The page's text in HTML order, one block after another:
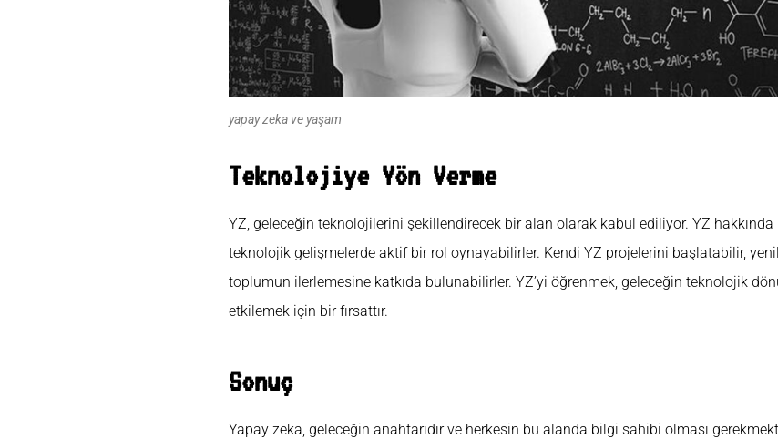
yapay zeka ve yaşam
Teknolojiye Yön Verme
YZ, geleceğin teknolojilerini şekillendirecek bir alan olarak kabul ediliyor. YZ
teknolojik gelişmelerde aktif bir rol oynayabilirler. Kendi YZ projelerini başlatabilir,
toplumun ilerlemesine katkıda bulunabilirler. YZ’yi öğrenmek, geleceğin teknolojik
etkilemek için bir fırsattır.
Sonuç
Yapay zeka, geleceğin anahtarıdır ve herkesin bu alanda bilgi sahibi olması